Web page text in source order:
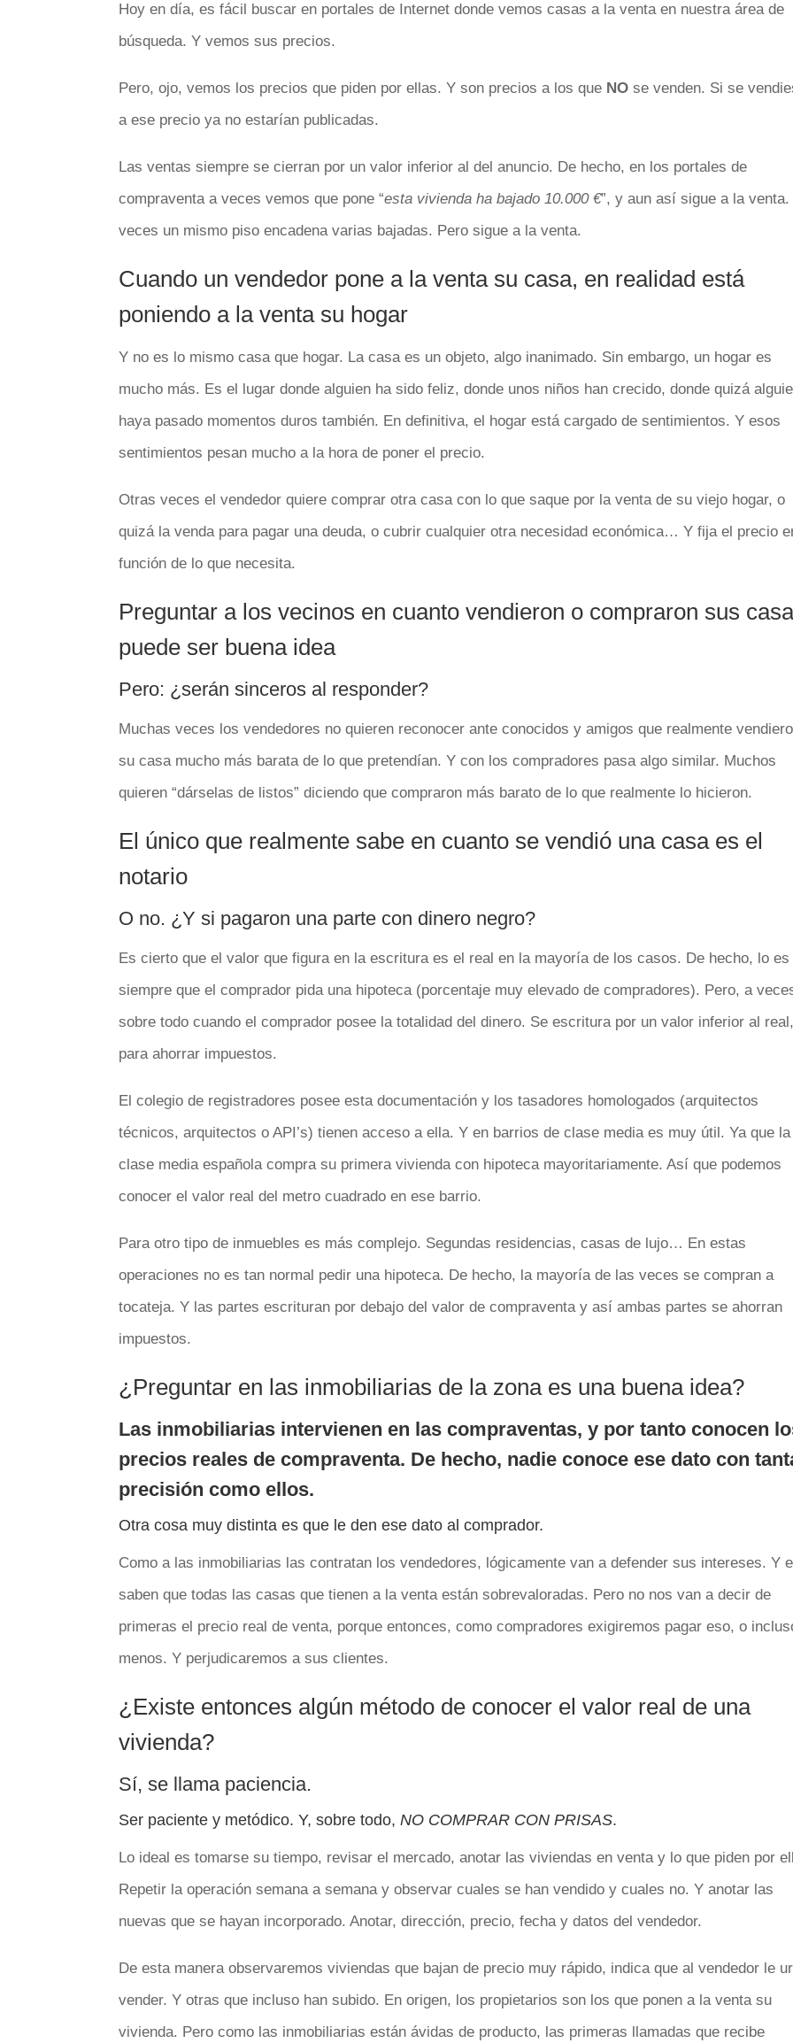
Hoy en día, es fácil buscar en portales de Internet donde vemos casas a la venta en nuestra área de
búsqueda. Y vemos sus precios.
Pero, ojo, vemos los precios que piden por ellas. Y son precios a los que NO se venden. Si se
a ese precio ya no estarían publicadas.
Las ventas siempre se cierran por un valor inferior al del anuncio. De hecho, en los portales de
compraventa a veces vemos que pone “esta vivienda ha bajado 10.000 €”, y aun así sigue a la venta.
veces un mismo piso encadena varias bajadas. Pero sigue a la venta.
Cuando un vendedor pone a la venta su casa, en realidad está
poniendo a la venta su hogar
Y no es lo mismo casa que hogar. La casa es un objeto, algo inanimado. Sin embargo, un hogar es
mucho más. Es el lugar donde alguien ha sido feliz, donde unos niños han crecido, donde quizá
haya pasado momentos duros también. En definitiva, el hogar está cargado de sentimientos. Y esos
sentimientos pesan mucho a la hora de poner el precio.
Otras veces el vendedor quiere comprar otra casa con lo que saque por la venta de su viejo hogar, o
quizá la venda para pagar una deuda, o cubrir cualquier otra necesidad económica… Y fija el precio
función de lo que necesita.
Preguntar a los vecinos en cuanto vendieron o compraron sus
puede ser buena idea
Pero: ¿serán sinceros al responder?
Muchas veces los vendedores no quieren reconocer ante conocidos y amigos que realmente
su casa mucho más barata de lo que pretendían. Y con los compradores pasa algo similar. Muchos
quieren “dárselas de listos” diciendo que compraron más barato de lo que realmente lo hicieron.
El único que realmente sabe en cuanto se vendió una casa es el
notario
O no. ¿Y si pagaron una parte con dinero negro?
Es cierto que el valor que figura en la escritura es el real en la mayoría de los casos. De hecho, lo es
siempre que el comprador pida una hipoteca (porcentaje muy elevado de compradores). Pero, a
sobre todo cuando el comprador posee la totalidad del dinero. Se escritura por un valor inferior al
para ahorrar impuestos.
El colegio de registradores posee esta documentación y los tasadores homologados (arquitectos
técnicos, arquitectos o API’s) tienen acceso a ella. Y en barrios de clase media es muy útil. Ya que la
clase media española compra su primera vivienda con hipoteca mayoritariamente. Así que podemos
conocer el valor real del metro cuadrado en ese barrio.
Para otro tipo de inmuebles es más complejo. Segundas residencias, casas de lujo… En estas
operaciones no es tan normal pedir una hipoteca. De hecho, la mayoría de las veces se compran a
tocateja. Y las partes escrituran por debajo del valor de compraventa y así ambas partes se ahorran
impuestos.
¿Preguntar en las inmobiliarias de la zona es una buena idea?
Las inmobiliarias intervienen en las compraventas, y por tanto conocen
precios reales de compraventa. De hecho, nadie conoce ese dato con
precisión como ellos.
Otra cosa muy distinta es que le den ese dato al comprador.
Como a las inmobiliarias las contratan los vendedores, lógicamente van a defender sus intereses. Y
saben que todas las casas que tienen a la venta están sobrevaloradas. Pero no nos van a decir de
primeras el precio real de venta, porque entonces, como compradores exigiremos pagar eso, o
menos. Y perjudicaremos a sus clientes.
¿Existe entonces algún método de conocer el valor real de una
vivienda?
Sí, se llama paciencia.
Ser paciente y metódico. Y, sobre todo,NO COMPRAR CON PRISAS.
Lo ideal es tomarse su tiempo, revisar el mercado, anotar las viviendas en venta y lo que piden por
Repetir la operación semana a semana y observar cuales se han vendido y cuales no. Y anotar las
nuevas que se hayan incorporado. Anotar, dirección, precio, fecha y datos del vendedor.
De esta manera observaremos viviendas que bajan de precio muy rápido, indica que al vendedor le
vender. Y otras que incluso han subido. En origen, los propietarios son los que ponen a la venta su
vivienda. Pero como las inmobiliarias están ávidas de producto, las primeras llamadas que recibe